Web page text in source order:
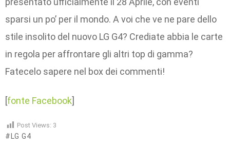
sparsi un po’ per il mondo. A voi che ve ne pare dello
stile insolito del nuovo LG G4? Crediate abbia le carte
in regola per affrontare gli altri top di gamma?
Fatecelo sapere nel box dei commenti!
[fonte Facebook]
Post Views: 3
LG G4